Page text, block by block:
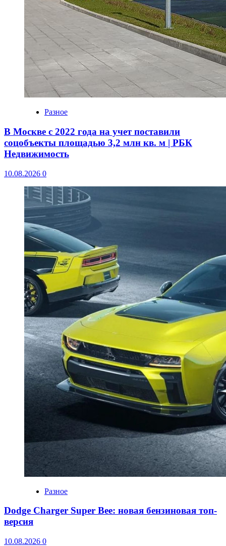
Разное
В Москве с 2022 года на учет поставили
соцобъекты площадью 3,2 млн кв. м | РБК
Недвижимость
10.08.2026 0
Разное
Dodge Charger Super Bee: новая бензиновая топ-
версия
10.08.2026 0